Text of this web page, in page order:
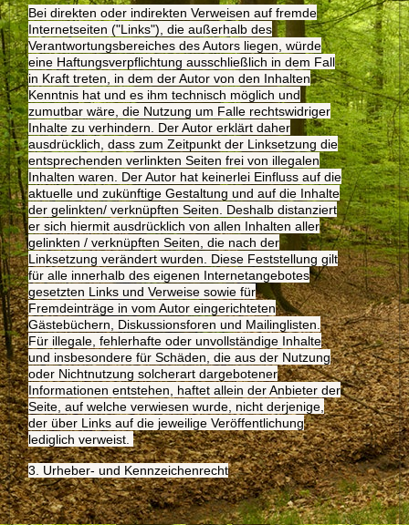
Bei direkten oder indirekten Verweisen auf fremde
Internetseiten ("Links"), die außerhalb des
Verantwortungsbereiches des Autors liegen, würde
eine Haftungsverpflichtung ausschließlich in dem Fall
in Kraft treten, in dem der Autor von den Inhalten
Kenntnis hat und es ihm technisch möglich und
zumutbar wäre, die Nutzung um Falle rechtswidriger
Inhalte zu verhindern. Der Autor erklärt daher
ausdrücklich, dass zum Zeitpunkt der Linksetzung die
entsprechenden verlinkten Seiten frei von illegalen
Inhalten waren. Der Autor hat keinerlei Einfluss auf die
aktuelle und zukünftige Gestaltung und auf die Inhalte
der gelinkten/ verknüpften Seiten. Deshalb distanziert
er sich hiermit ausdrücklich von allen Inhalten aller
gelinkten / verknüpften Seiten, die nach der
Linksetzung verändert wurden. Diese Feststellung gilt
für alle innerhalb des eigenen Internetangebotes
gesetzten Links und Verweise sowie für
Fremdeinträge in vom Autor eingerichteten
Gästebüchern, Diskussionsforen und Mailinglisten.
Für illegale, fehlerhafte oder unvollständige Inhalte
und insbesondere für Schäden, die aus der Nutzung
oder Nichtnutzung solcherart dargebotener
Informationen entstehen, haftet allein der Anbieter der
Seite, auf welche verwiesen wurde, nicht derjenige,
der über Links auf die jeweilige Veröffentlichung
lediglich verweist.
3. Urheber- und Kennzeichenrecht